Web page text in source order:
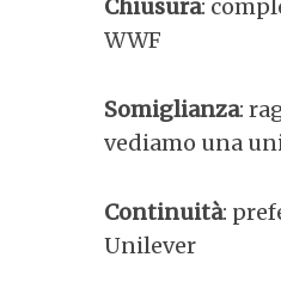
Chiusura:
WWF
Somiglianza:
vediamo una
Continuità:
Unilever